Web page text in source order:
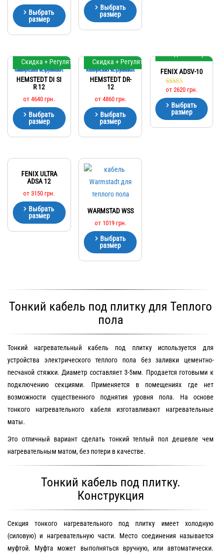
Выбрать
размер
Выбрать
размер
Скидка + Регулятор
HEMSTEDT DI SI
R 12
от4640 грн.
Выбрать
размер
Скидка + Регулятор
HEMSTEDT DR-
12
от 4860 грн.
Выбрать
размер
FENIX ADSV-10
Оценка
из 5
от2620 грн.
Выбрать
размер
FENIX ULTRA
ADSA 12
от3150 грн.
Выбрать
размер
WARMSTAD WSS
от 1019 грн.
Выбрать
размер
Тонкий кабель под плитку для Теплого
пола
Тонкий нагревательный кабель под плитку используется для
устройства электрического теплого пола без заливки цементно-
песчаной стяжки. Диаметр составляет 3-5мм. Продается готовыми к
подключению секциями. Применяется в помещениях где нет
возможности существенного поднятия уровня пола. На основе
тонкого нагревательного кабеля изготавливают нагревательные
маты.
Это отличный вариант сделать тонкий теплый пол дешевле чем
нагревательным матом, без потери в качестве.
Тонкий кабель под плитку.
Конструкция
Секция тонкого нагревательного под плитку имеет холодную
(силовую) и нагревательную части. Место соединения называется
муфтой. Муфта может выполняться вручную, или автоматически.